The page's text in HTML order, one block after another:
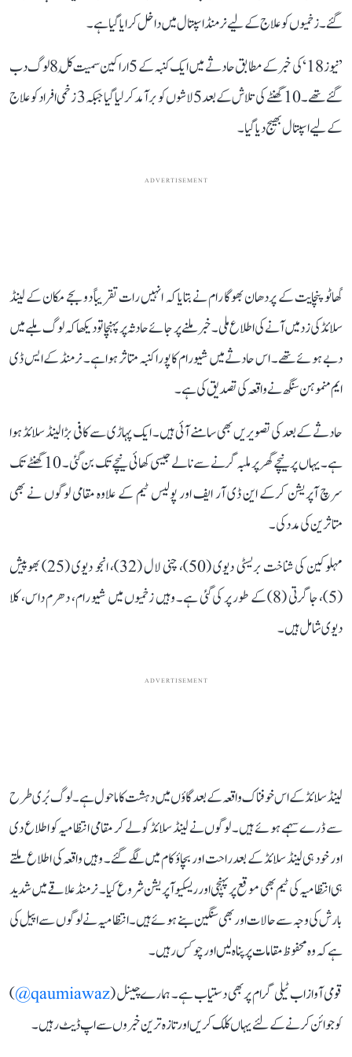
گئے۔ زخمیوں کو علاج کے لیے نرمنڈ اسپتال میں داخل کرایا گیا ہے۔
’نیوز 18‘ کی خبر کے مطابق حادثے میں ایک کنبہ کے 5 اراکین سمیت کُل 8 لوگ دب
گئے تھے۔ 10 گھنٹے کی تلاش کے بعد 5 لاشوں کو برآمد کر لیا گیا جبکہ 3 زخمی افراد کو علاج
کے لیے اسپتال بھیج دیا گیا۔
ADVERTISEMENT
گھاٹو پنچایت کے پردھان بھوگا رام نے بتایا کہ انہیں رات تقریباً دو بجے مکان کے لینڈ
سلائڈ کی زد میں آنے کی اطلاع ملی۔ خبر ملنے پر جائے حادثہ پر پہنچا تو دیکھا کہ لوگ ملبے میں
دبے ہوئے تھے۔ اس حادثے میں شیورام کا پورا کنبہ متاثر ہوا ہے۔ نرمنڈ کے ایس ڈی
ایم منموہن سنگھ نے واقعہ کی تصدیق کی ہے۔
حادثے کے بعد کی تصویریں بھی سامنے آئی ہیں۔ ایک پہاڑی سے کافی بڑا لینڈ سلائڈ ہوا
ہے۔ یہاں پر نیچے گھر پر ملبہ گرنے سے نالے جیسی کھائی نیچے تک بن گئی۔ 10 گھنٹے تک
سرچ آپریشن کرکے این ڈی آر ایف اور پولیس ٹیم کے علاوہ مقامی لوگوں نے بھی
متاثرین کی مدد کی۔
مہلوکین کی شناخت بریسٹی دیوی (50)، چنی لال (32)، انجو دیوی (25) بھوپیش
(5)، جاگرتی (8) کے طور پر کی گئی ہے۔ وہیں زخمیوں میں شیو رام، دھرم داس، کلا
دیوی شامل ہیں۔
ADVERTISEMENT
لینڈ سلائڈ کے اس خوفناک واقعہ کے بعد گاؤں میں دہشت کا ماحول ہے۔ لوگ بُری طرح
سے ڈرے سہمے ہوئے ہیں۔ لوگوں نے لینڈ سلائڈ کو لے کر مقامی انتظامیہ کو اطلاع دی
اور خود ہی لینڈ سلائڈ کے بعد راحت اور بچاؤ کام میں لگے گئے۔ وہیں واقعہ کی اطلاع ملتے
ہی انتظامیہ کی ٹیم بھی موقع پر پہنچی اور ریسکیو آپریشن شروع کیا۔ نرمنڈ علاقے میں شدید
بارش کی وجہ سے حالات اور بھی سنگین بنے ہوئے ہیں۔ انتظامیہ نے لوگوں سے اپیل کی
ہے کہ وہ محفوظ مقامات پر پناہ لیں اور چوکس رہیں۔
قومی آواز اب ٹیلی گرام پر بھی دستیاب ہے۔ ہمارے چینل (qaumiawaz@
)
کو جوائن کرنے کے لئے یہاں کلک کریں اور تازہ ترین خبروں سے اپ ڈیٹ رہیں۔